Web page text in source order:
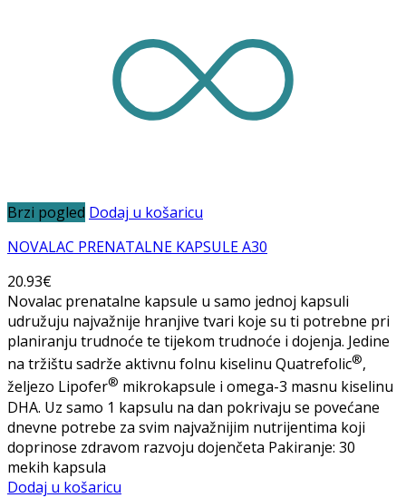
Brzi pogled Dodaj u košaricu
NOVALAC PRENATALNE KAPSULE A30
20.93€
Novalac prenatalne kapsule u samo jednoj kapsuli
udružuju najvažnije hranjive tvari koje su ti potrebne pri
planiranju trudnoće te tijekom trudnoće i dojenja. Jedine
na tržištu sadrže aktivnu folnu kiselinu Quatrefolic®,
željezo Lipofer® mikrokapsule i omega-3 masnu kiselinu
DHA. Uz samo 1 kapsulu na dan pokrivaju se povećane
dnevne potrebe za svim najvažnijim nutrijentima koji
doprinose zdravom razvoju dojenčeta Pakiranje: 30
mekih kapsula
Dodaj u košaricu